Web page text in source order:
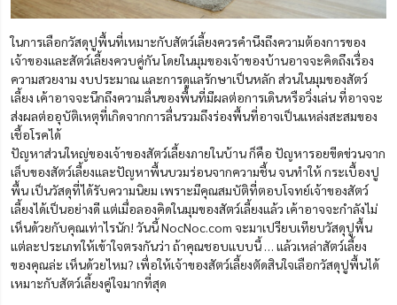
ในการเลือกวัสดุปูพื้นที่เหมาะกับสัตว์เลี้ยงควรคำนึงถึงความต้องการของ
เจ้าของและสัตว์เลี้ยงควบคู่กัน โดยในมุมของเจ้าของบ้านอาจจะคิดถึงเรื่อง
ความสวยงาม งบประมาณ และการดูแลรักษาเป็นหลัก ส่วนในมุมของสัตว์
เลี้ยง เค้าอาจจะนึกถึงความลื่นของพื้นที่มีผลต่อการเดินหรือวิ่งเล่น ที่อาจจะ
ส่งผลต่ออุบัติเหตุที่เกิดจากการลื่นรวมถึงร่องพื้นที่อาจเป็นแหล่งสะสมของ
เชื้อโรคได้
ปัญหาส่วนใหญ่ของเจ้าของสัตว์เลี้ยงภายในบ้าน ก็คือ ปัญหารอยขีดข่วนจาก
เล็บของสัตว์เลี้ยงและปัญหาพื้นบวมร่อนจากความชื้น จนทำให้ กระเบื้องปู
พื้น เป็นวัสดุที่ได้รับความนิยม เพราะมีคุณสมบัติที่ตอบโจทย์เจ้าของสัตว์
เลี้ยงได้เป็นอย่างดี แต่เมื่อลองคิดในมุมของสัตว์เลี้ยงแล้ว เค้าอาจจะกำลังไม่
เห็นด้วยกับคุณ​เท่าไรนัก! วันนี้ NocNoc.com จะมาเปรียบเทียบวัสดุปูพื้น
แต่ละประเภทให้เข้าใจตรงกันว่า ถ้าคุณชอบแบบนี้ … แล้วเหล่าสัตว์เลี้ยง
ของคุณล่ะ เห็นด้วยไหม? เพื่อให้เจ้าของสัตว์เลี้ยงตัดสินใจเลือกวัสดุปูพื้นได้
เหมาะกับสัตว์เลี้ยงคู่ใจมากที่สุด